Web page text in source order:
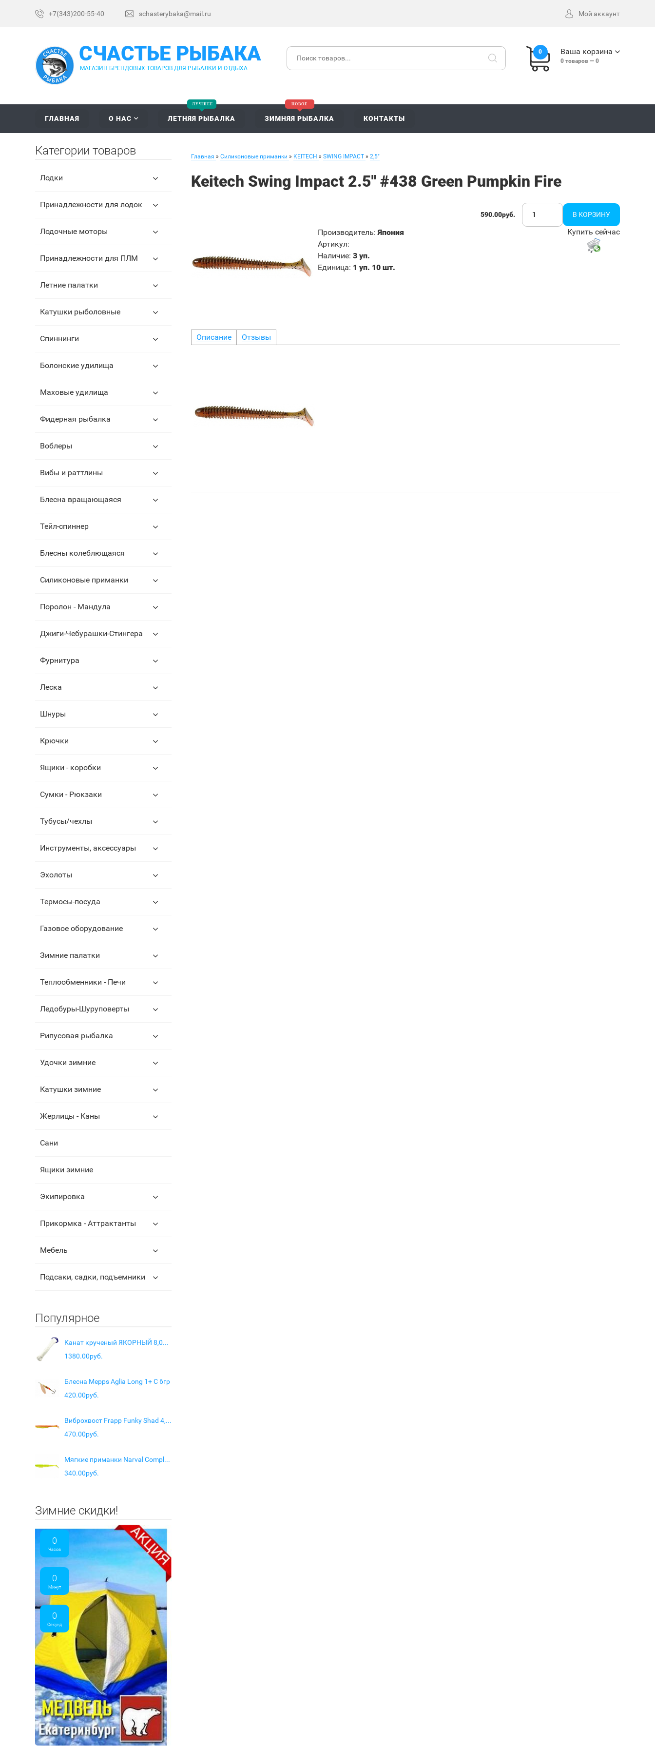
+7(343)200-55-40 schasterybaka@mail.ru Мой аккаунт
СЧАСТЬЕ РЫБАКА
МАГАЗИН БРЕНДОВЫХ ТОВАРОВ ДЛЯ РЫБАЛКИ И ОТДЫХА
0 Ваша корзина
0 товаров — 0
ГЛАВНАЯ О НАС ЛЕТНЯЯ РЫБАЛКА ЗИМНЯЯ РЫБАЛКА КОНТАКТЫ
Главная » Силиконовые приманки » KEITECH » SWING IMPACT » 2,5"
Keitech Swing Impact 2.5" #438 Green Pumpkin Fire
590.00руб.
Производитель: Япония
Артикул:
Наличие: 3 уп.
Единица: 1 уп. 10 шт.
Купить сейчас
Описание Отзывы
Категории товаров
Лодки
Принадлежности для лодок
Лодочные моторы
Принадлежности для ПЛМ
Летние палатки
Катушки рыболовные
Спиннинги
Болонские удилища
Маховые удилища
Фидерная рыбалка
Воблеры
Вибы и раттлины
Блесна вращающаяся
Тейл-спиннер
Блесны колеблющаяся
Силиконовые приманки
Поролон - Мандула
Джиги-Чебурашки-Стингера
Фурнитура
Леска
Шнуры
Крючки
Ящики - коробки
Сумки - Рюкзаки
Тубусы/чехлы
Инструменты, аксессуары
Эхолоты
Термосы-посуда
Газовое оборудование
Зимние палатки
Теплообменники - Печи
Ледобуры-Шуруповерты
Рипусовая рыбалка
Удочки зимние
Катушки зимние
Жерлицы - Каны
Сани
Ящики зимние
Экипировка
Прикормка - Аттрактанты
Мебель
Подсаки, садки, подъемники
Популярное
Канат крученый ЯКОРНЫЙ 8,0мм, 1500кг, 30м (евромоток) белый
1380.00руб.
Блесна Mepps Aglia Long 1+ C 6гр
420.00руб.
Виброхвост Frapp Funky Shad 4,5" цв. PAL #08
470.00руб.
Мягкие приманки Narval Complex Shad 10cm #004-Lime Chartreuse
340.00руб.
Зимние скидки!
0
Часов
0
Минут
0
Секунд